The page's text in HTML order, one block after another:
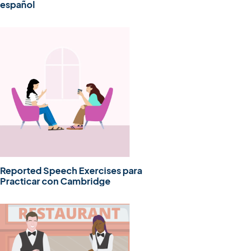
español
Reported Speech Exercises para
Practicar con Cambridge